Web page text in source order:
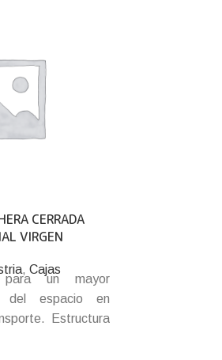
CERRADA
VIRGEN
,Cajas
para un mayor
del espacio en
Estructura